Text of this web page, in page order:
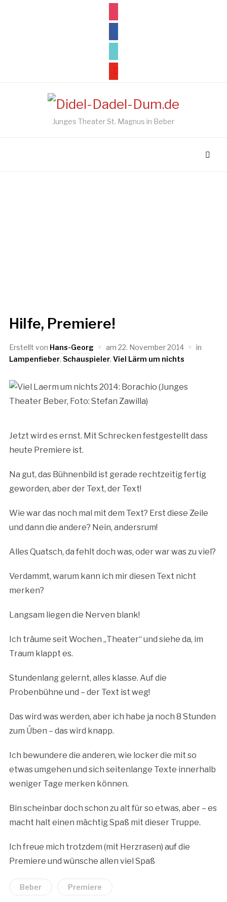
facebook
youtube
Junges Theater St. Magnus in Beber
Hilfe, Premiere!
Erstellt von Hans-Georg am 22. November 2014
in
Lampenfieber, Schauspieler, Viel Lärm um nichts
Jetzt wird es ernst. Mit Schrecken festgestellt dass
heute Premiere ist.
Na gut, das Bühnenbild ist gerade rechtzeitig fertig
geworden, aber der Text, der Text!
Wie war das noch mal mit dem Text? Erst diese Zeile
und dann die andere? Nein, andersrum!
Alles Quatsch, da fehlt doch was, oder war was zu viel?
Verdammt, warum kann ich mir diesen Text nicht
merken?
Langsam liegen die Nerven blank!
Ich träume seit Wochen „Theater“ und siehe da, im
Traum klappt es.
Stundenlang gelernt, alles klasse. Auf die
Probenbühne und – der Text ist weg!
Das wird was werden, aber ich habe ja noch 8 Stunden
zum Üben – das wird knapp.
Ich bewundere die anderen, wie locker die mit so
etwas umgehen und sich seitenlange Texte innerhalb
weniger Tage merken können.
Bin scheinbar doch schon zu alt für so etwas, aber – es
macht halt einen mächtig Spaß mit dieser Truppe.
Ich freue mich trotzdem (mit Herzrasen) auf die
Premiere und wünsche allen viel Spaß
Beber Premiere